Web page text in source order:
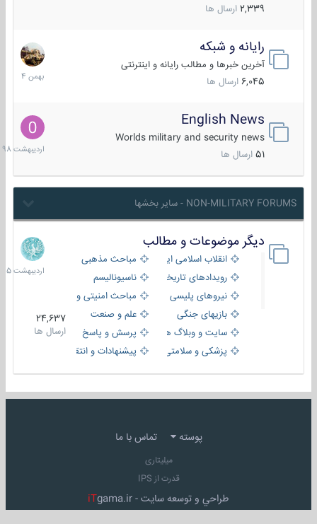
2,339 ارسال ها
رایانه و شبکه
آخرین خبرها و مطالب رایانه و اینترنتی
6,045 ارسال ها
30
بهمن
1404
English News
Worlds military and security news
51 ارسال ها
10
1398
NON-MILITARY FORUMS - سایر بخشها
دیگر موضوعات و مطالب
انقلاب اسلامی ایران
مباحث مذهبی
رویدادهای تاریخی و مذهبیناسیونالیسم
نیروهای پلیسی
مباحث امنیتی و اطلاعاتی
بازیهای جنگی
علم و صنعت
سایت و وبلاگ ها
پرسش و پاسخ
پزشکی و سلامتی
پیشنهادات و انتقادات
24,637
ارسال ها
8
1405
پوسته تماس با ما
میلیتاری
قدرت از IPS
طراحي و توسعه سايت - iTgama.ir